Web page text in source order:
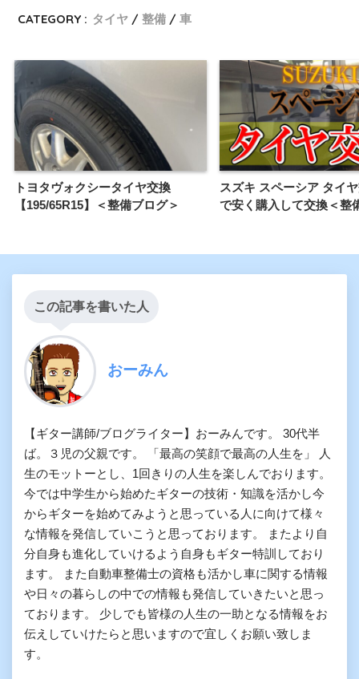
CATEGORY : タイヤ 整備 車
トヨタヴォクシータイヤ交換
【195/65R15】＜整備ブログ＞
スズキ スペーシア タイ
で安く購入して交換＜整
この記事を書いた人
おーみん
【ギター講師/ブログライター】おーみんです。 30代半
ば。３児の父親です。 「最高の笑顔で最高の人生を」 人
生のモットーとし、1回きりの人生を楽しんでおります。
今では中学生から始めたギターの技術・知識を活かし今
からギターを始めてみようと思っている人に向けて様々
な情報を発信していこうと思っております。 またより自
分自身も進化していけるよう自身もギター特訓しており
ます。 また自動車整備士の資格も活かし車に関する情報
や日々の暮らしの中での情報も発信していきたいと思っ
ております。 少しでも皆様の人生の一助となる情報をお
伝えしていけたらと思いますので宜しくお願い致しま
す。